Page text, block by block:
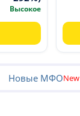
Высокое
Новые МФОNew